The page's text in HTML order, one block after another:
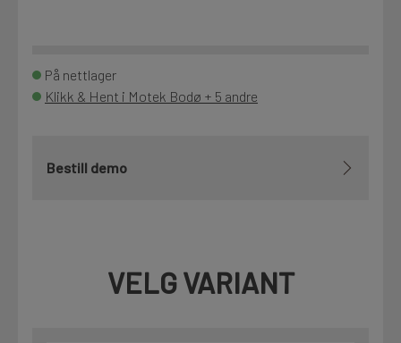
På nettlager
Klikk & Hent i Motek Bodø + 5 andre
Bestill demo
VELG VARIANT